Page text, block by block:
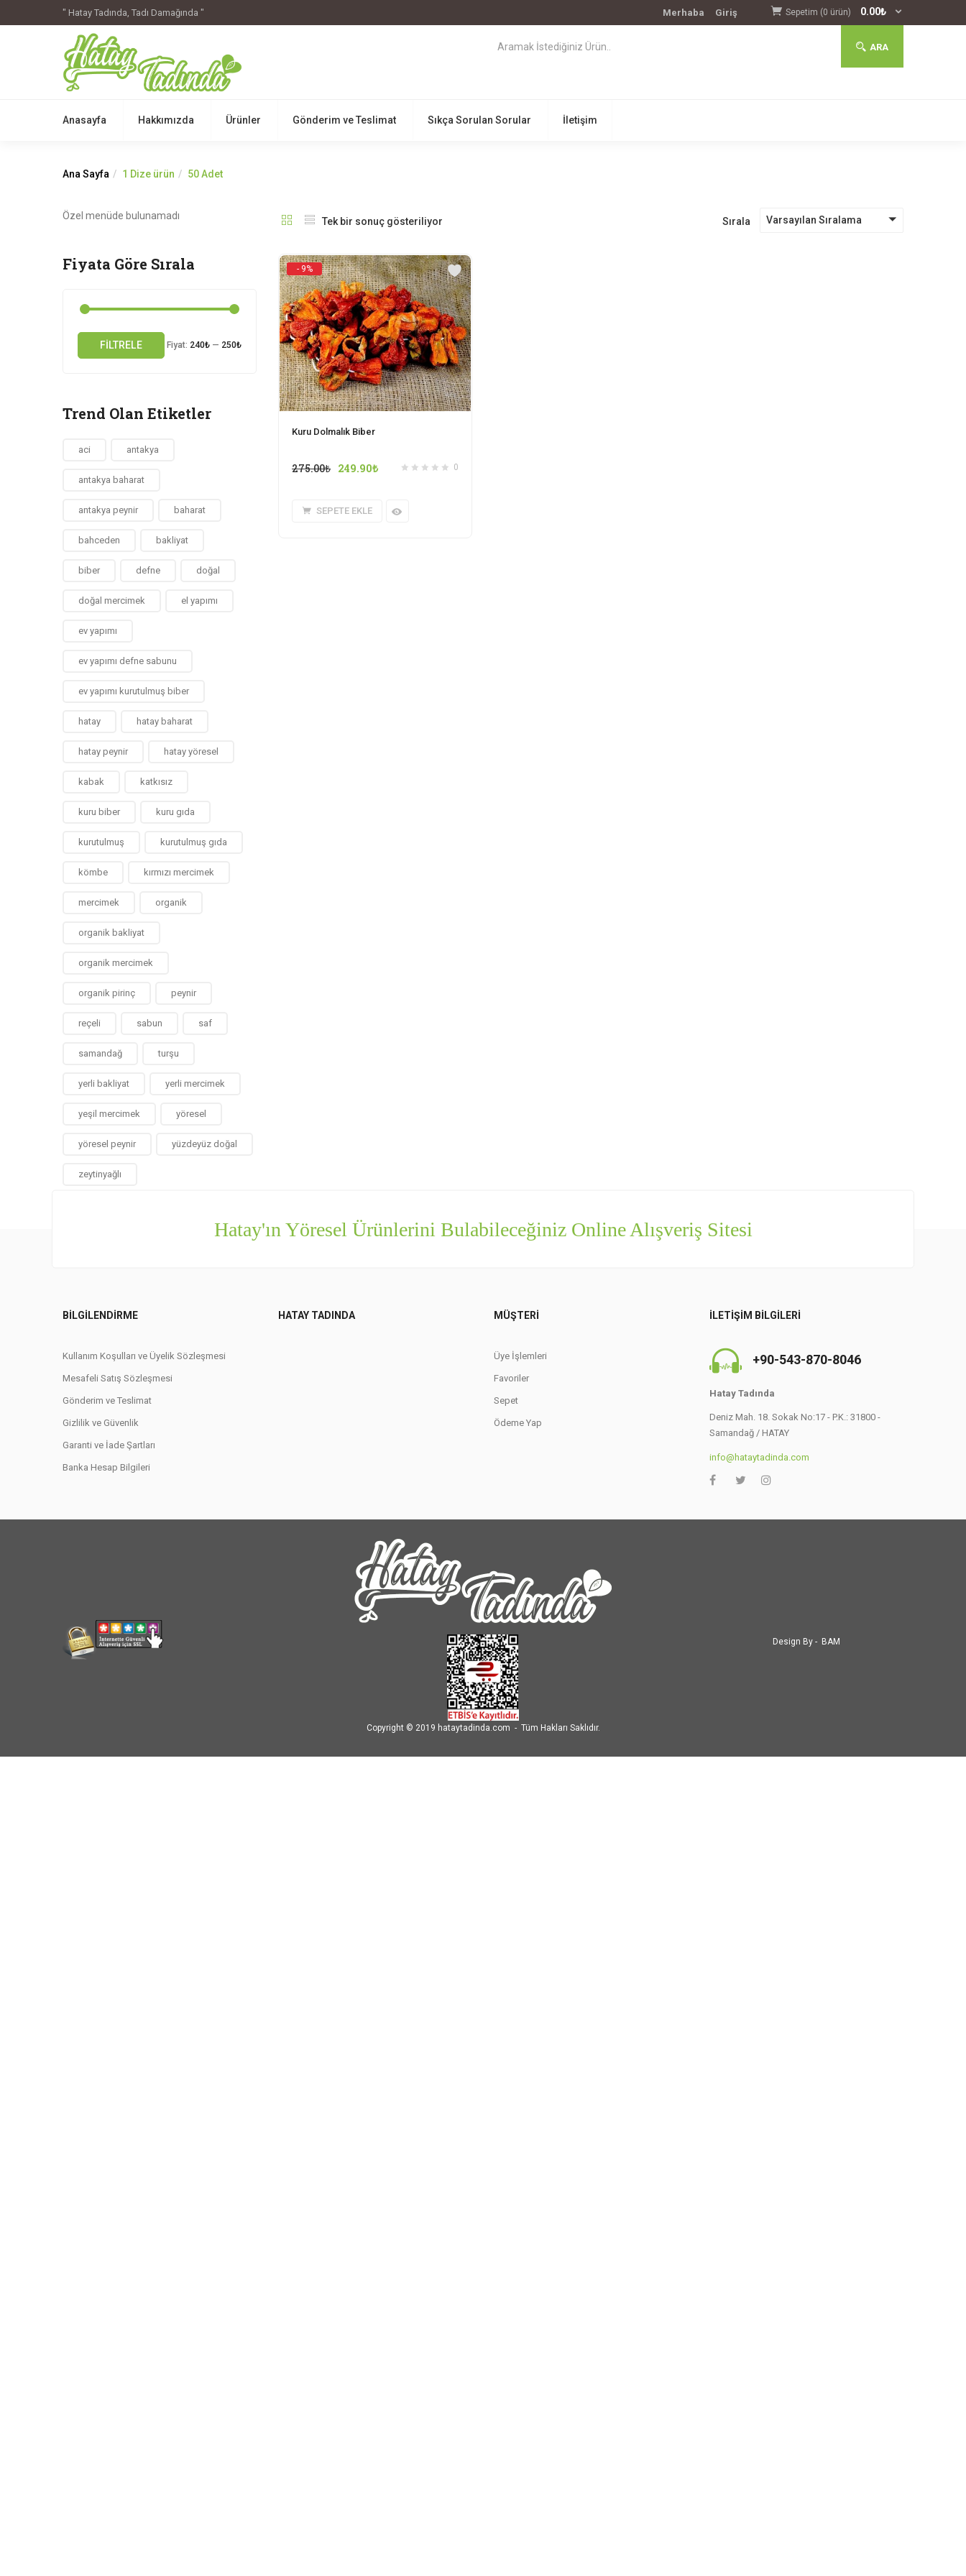
" Hatay Tadında, Tadı Damağında " Merhaba Giriş Sepetim (0 ürün) 0.00₺
ARA
Anasayfa Hakkımızda Ürünler Gönderim ve Teslimat Sıkça Sorulan Sorular İletişim
Ana Sayfa 1 Dize ürün 50 Adet
Tek bir sonuç gösteriliyor Sırala Varsayılan Sıralama
- 9%
Kuru Dolmalık Biber
0
275.00₺ 249.90₺
SEPETE EKLE
Özel menüde bulunamadı
Fiyata Göre Sırala
FILTRELE Fiyat: 240₺ — 250₺
Trend Olan Etiketler
aci antakya
antakya baharat
antakya peynir baharat
bahceden bakliyat
biber defne doğal
doğal mercimek el yapımı
ev yapımı
ev yapımı defne sabunu
ev yapımı kurutulmuş biber
hatay hatay baharat
hatay peynir hatay yöresel
kabak katkısız
kuru biber kuru gıda
kurutulmuş kurutulmuş gıda
kömbe kırmızı mercimek
mercimek organik
organik bakliyat
organik mercimek
organik pirinç peynir
reçeli sabun saf
samandağ turşu
yerli bakliyat yerli mercimek
yeşil mercimek yöresel
yöresel peynir yüzdeyüz doğal
zeytinyağlı
Hatay'ın Yöresel Ürünlerini Bulabileceğiniz Online Alışveriş Sitesi
BILGILENDIRME
Kullanım Koşulları ve Üyelik Sözleşmesi
Mesafeli Satış Sözleşmesi
Gönderim ve Teslimat
Gizlilik ve Güvenlik
Garanti ve İade Şartları
Banka Hesap Bilgileri
HATAY TADINDA MÜŞTERI
Üye İşlemleri
Favoriler
Sepet
Ödeme Yap
İLETIŞIM BILGILERI
+90-543-870-8046
Hatay Tadında
Deniz Mah. 18. Sokak No:17 - P.K.: 31800 -
Samandağ / HATAY
info@hataytadinda.com
Copyright © 2019 hataytadinda.com - Tüm Hakları Saklıdır.
Design By - BAM